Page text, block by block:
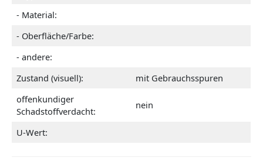
- Material:
- Oberfläche/Farbe:
- andere:
Zustand (visuell):
mit Gebrauchsspuren
offenkundiger
Schadstoffverdacht:
nein
U-Wert: